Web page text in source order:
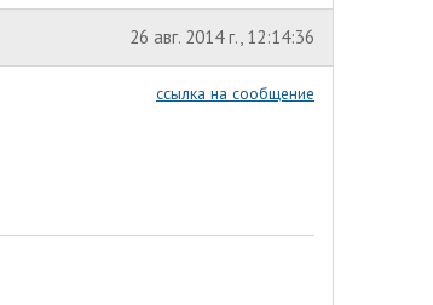
26 авг. 2014 г., 12:14:36
ссылка на сообщение